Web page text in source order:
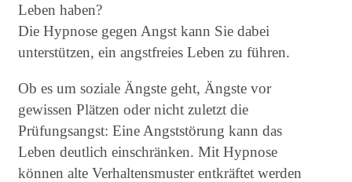
Leben haben?
Die Hypnose gegen Angst kann Sie dabei
unterstützen, ein angstfreies Leben zu führen.
Ob es um soziale Ängste geht, Ängste vor
gewissen Plätzen oder nicht zuletzt die
Prüfungsangst: Eine Angststörung kann das
Leben deutlich einschränken. Mit Hypnose
können alte Verhaltensmuster entkräftet werden